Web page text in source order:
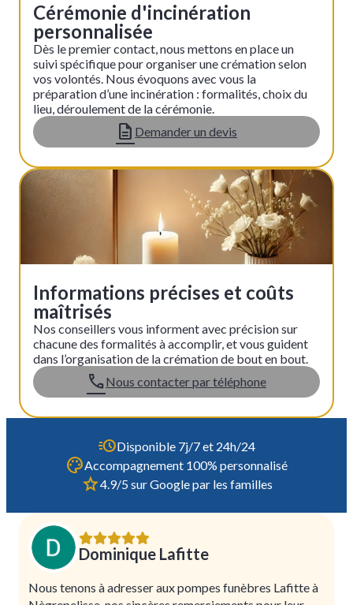
Cérémonie d'incinération
personnalisée
Dès le premier contact, nous mettons en place un
suivi spécifique pour organiser une crémation selon
vos volontés. Nous évoquons avec vous la
préparation d’une incinération : formalités, choix du
lieu, déroulement de la cérémonie.
Demander un devis
Informations précises et coûts
maîtrisés
Nos conseillers vous informent avec précision sur
chacune des formalités à accomplir, et vous guident
dans l’organisation de la crémation de bout en bout.
Nous contacter par téléphone
Disponible 7j/7 et 24h/24
Accompagnement 100% personnalisé
4.9/5 sur Google par les familles
Dominique Lafitte
Nous tenons à adresser aux pompes funèbres Lafitte à